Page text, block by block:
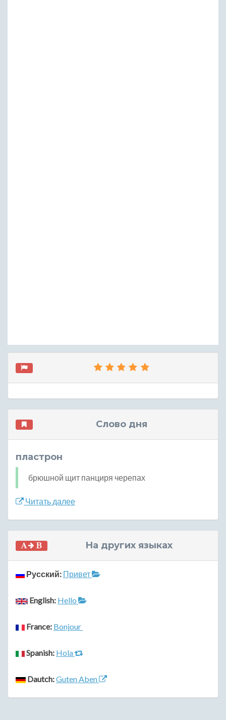
Слово дня
пластрон
брюшной щит панциря черепах
Читать далее
На других языках
Русский: Привет
English: Hello
France: Bonjour
Spanish: Hola
Dautch:Guten Aben